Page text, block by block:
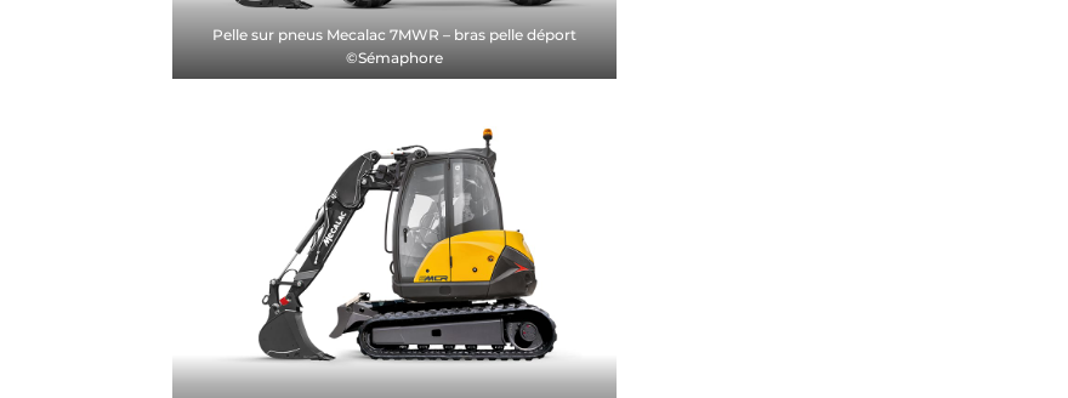
Pelle sur pneus Mecalac 7MWR – bras pelle déport
©Sémaphore